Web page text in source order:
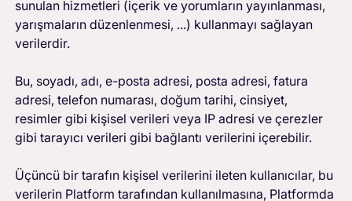
sunulan hizmetleri (içerik ve yorumların yayınlanması,
yarışmaların düzenlenmesi, ...) kullanmayı sağlayan
verilerdir.
Bu, soyadı, adı, e-posta adresi, posta adresi, fatura
adresi, telefon numarası, doğum tarihi, cinsiyet,
resimler gibi kişisel verileri veya IP adresi ve çerezler
gibi tarayıcı verileri gibi bağlantı verilerini içerebilir.
Üçüncü bir tarafın kişisel verilerini ileten kullanıcılar, bu
verilerin Platform tarafından kullanılmasına, Platformda